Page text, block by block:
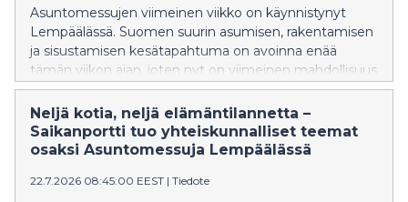
Asuntomessujen viimeinen viikko on käynnistynyt
Lempäälässä. Suomen suurin asumisen, rakentamisen
ja sisustamisen kesätapahtuma on avoinna enää
tämän viikon ajan, joten nyt on viimeinen mahdollisuus
tutustua tämän vuoden messukohteisiin ja
ainutlaatuiseen messualueeseen.
Neljä kotia, neljä elämäntilannetta –
Saikanportti tuo yhteiskunnalliset teemat
osaksi Asuntomessuja Lempäälässä
22.7.2026 08:45:00 EEST | Tiedote